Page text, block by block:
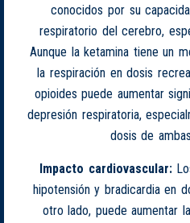
conocidos por su
respiratorio del cerebro,
Aunque la ketamina tiene un
la respiración en dosis
opioides puede aumentar
depresión respiratoria,
dosis de
Impacto cardiovascular:
hipotensión y bradicardia en
otro lado, puede aumentar